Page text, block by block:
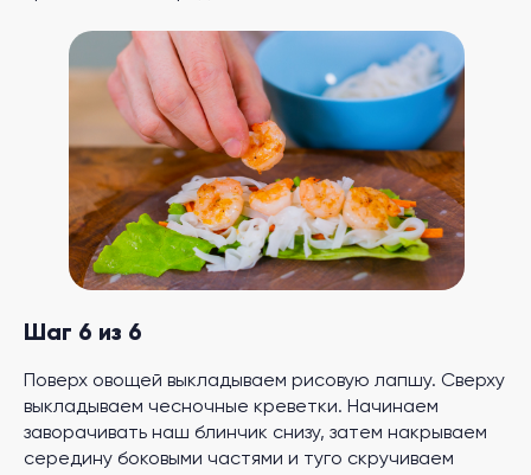
Шаг 6 из 6
Поверх овощей выкладываем рисовую лапшу. Сверху
выкладываем чесночные креветки. Начинаем
заворачивать наш блинчик снизу, затем накрываем
середину боковыми частями и туго скручиваем